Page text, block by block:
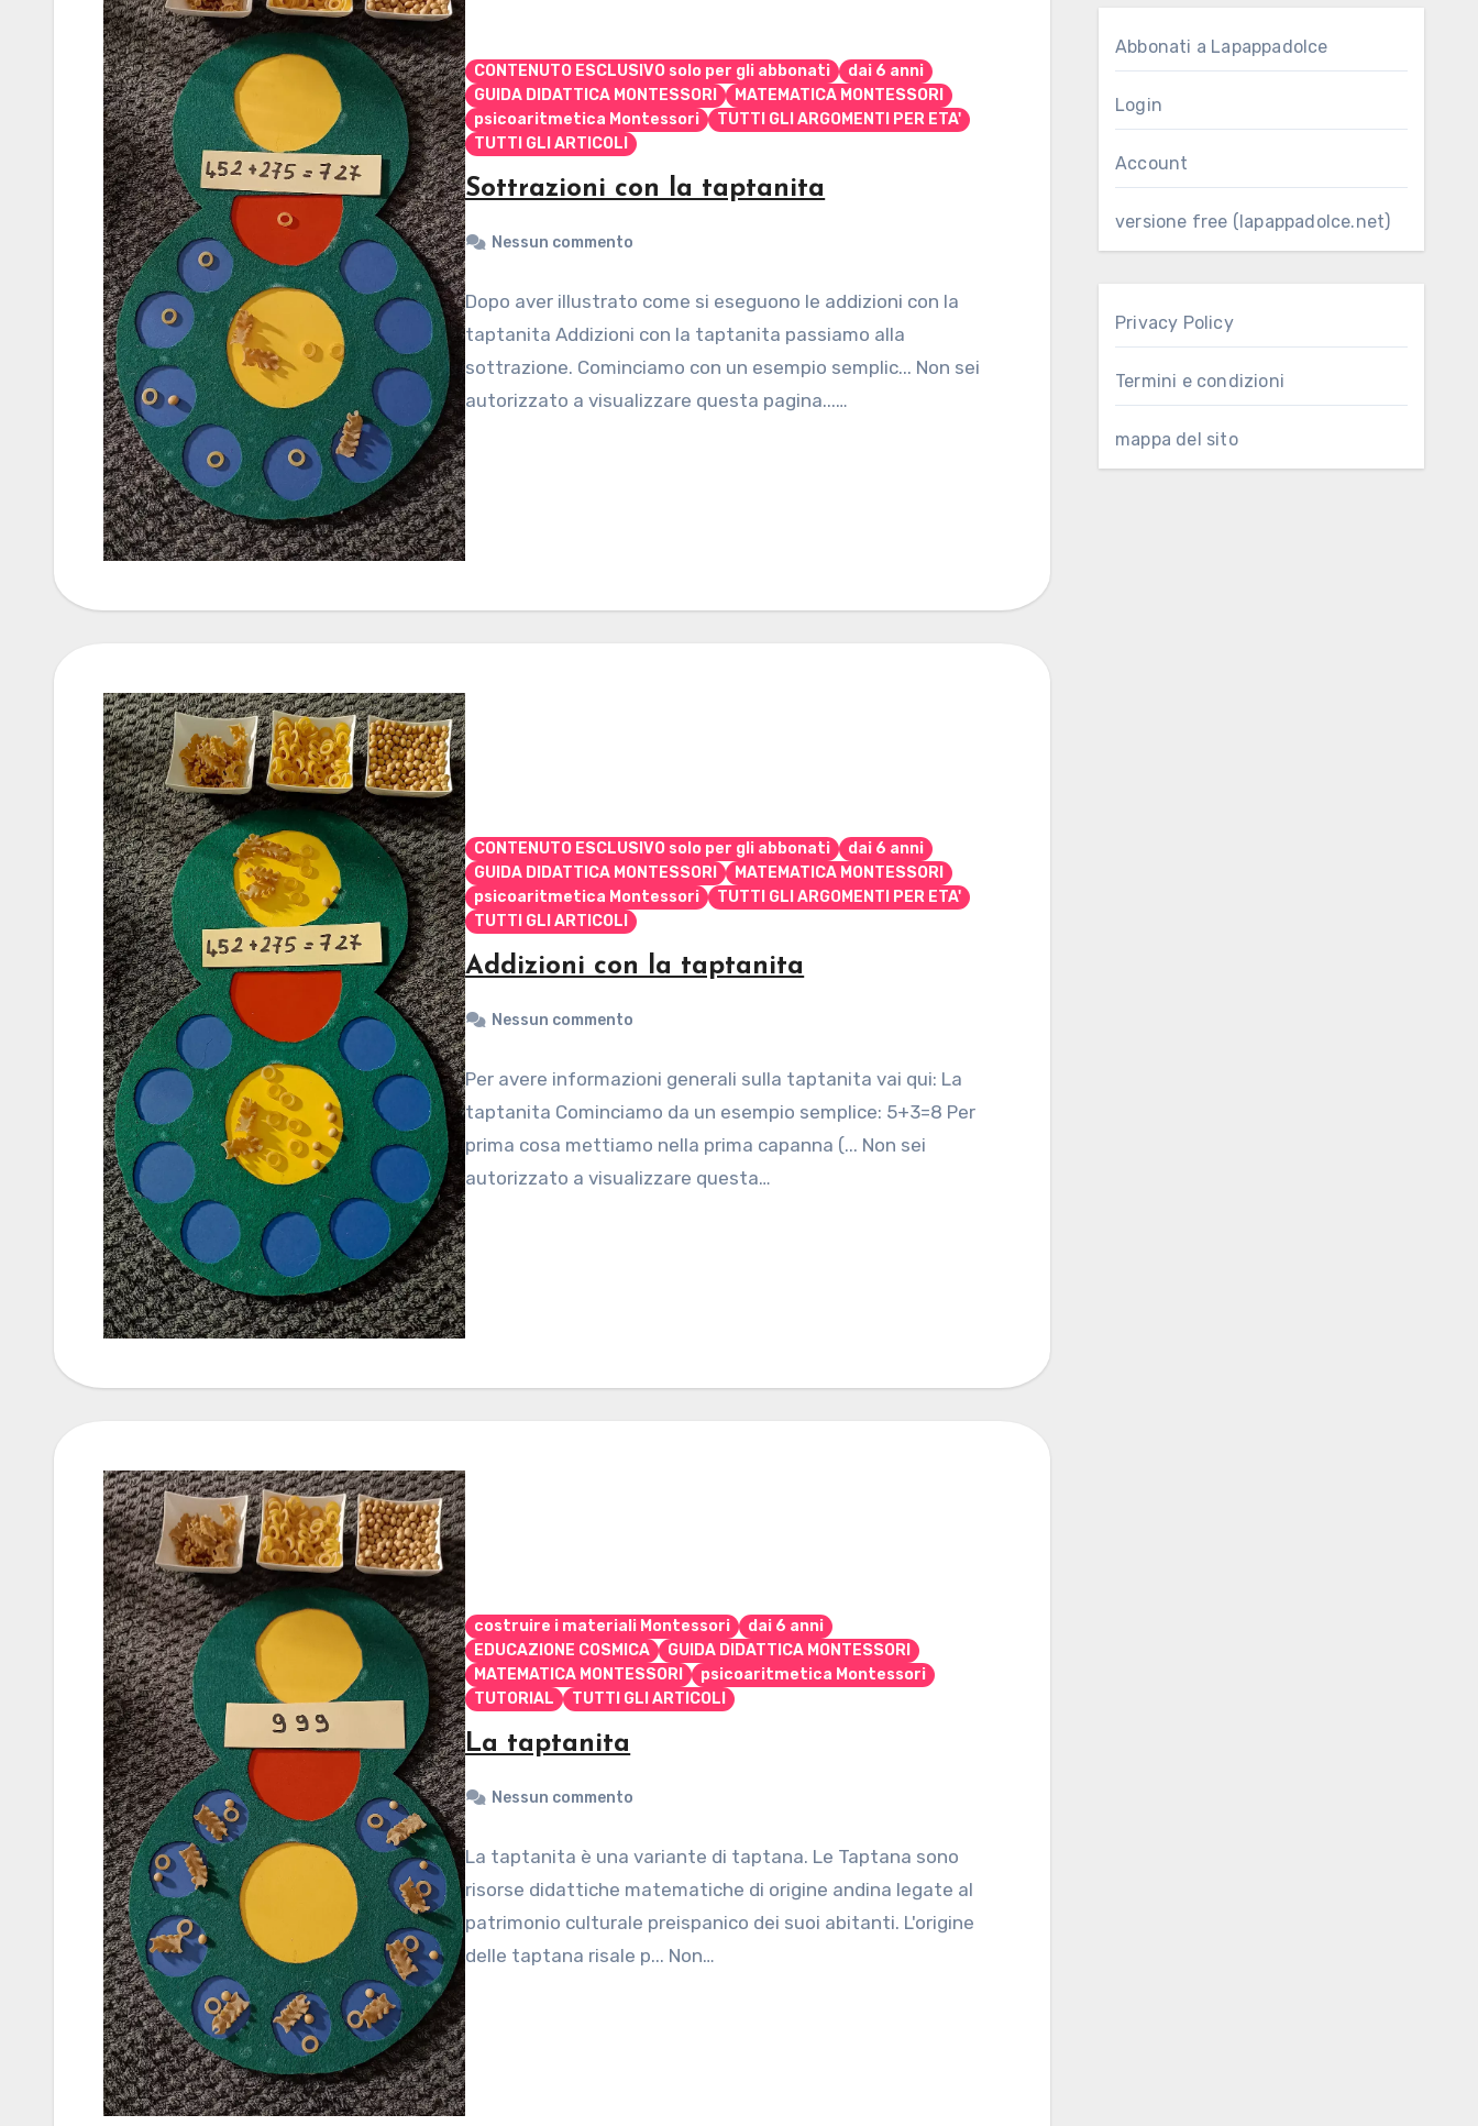
CONTENUTO ESCLUSIVO solo per gli abbonati
dai 6 anni
GUIDA DIDATTICA MONTESSORI
MATEMATICA MONTESSORI
psicoaritmetica Montessori
TUTTI GLI ARGOMENTI PER ETA'
TUTTI GLI ARTICOLI
Sottrazioni con la taptanita
Nessun commento
Dopo aver illustrato come si eseguono le addizioni con la
taptanita Addizioni con la taptanita passiamo alla
sottrazione. Cominciamo con un esempio semplic... Non sei
autorizzato a visualizzare questa pagina...…
CONTENUTO ESCLUSIVO solo per gli abbonati
dai 6 anni
GUIDA DIDATTICA MONTESSORI
MATEMATICA MONTESSORI
psicoaritmetica Montessori
TUTTI GLI ARGOMENTI PER ETA'
TUTTI GLI ARTICOLI
Addizioni con la taptanita
Nessun commento
Per avere informazioni generali sulla taptanita vai qui: La
taptanita Cominciamo da un esempio semplice: 5+3=8 Per
prima cosa mettiamo nella prima capanna (... Non sei
autorizzato a visualizzare questa…
costruire i materiali Montessori
dai 6 anni
EDUCAZIONE COSMICA
GUIDA DIDATTICA MONTESSORI
MATEMATICA MONTESSORI
psicoaritmetica Montessori
TUTORIAL
TUTTI GLI ARTICOLI
La taptanita
Nessun commento
La taptanita è una variante di taptana. Le Taptana sono
risorse didattiche matematiche di origine andina legate al
patrimonio culturale preispanico dei suoi abitanti. L'origine
delle taptana risale p... Non…
Abbonati a Lapappadolce
Login
Account
versione free (lapappadolce.net)
Privacy Policy
Termini e condizioni
mappa del sito